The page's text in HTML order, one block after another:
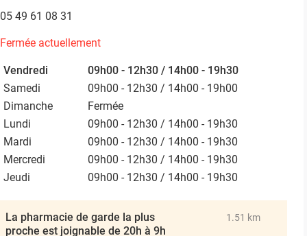
05 49 61 08 31
Fermée actuellement
Vendredi
09h00 - 12h30 / 14h00 - 19h30
Samedi
09h00 - 12h30 / 14h00 - 19h00
Dimanche
Fermée
Lundi
09h00 - 12h30 / 14h00 - 19h30
Mardi
09h00 - 12h30 / 14h00 - 19h30
Mercredi
09h00 - 12h30 / 14h00 - 19h30
Jeudi
09h00 - 12h30 / 14h00 - 19h30
La pharmacie de garde la plus
proche est joignable de 20h à 9h
1.51 km